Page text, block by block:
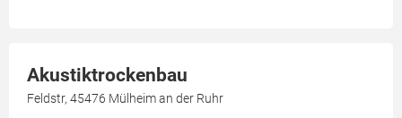
Akustiktrockenbau
Feldstr, 45476 Mülheim an der Ruhr